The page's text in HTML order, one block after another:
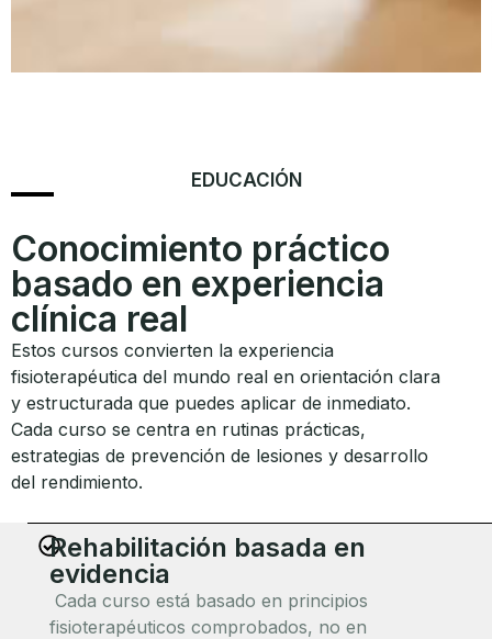
EDUCACIÓN
Conocimiento práctico
basado en experiencia
clínica real
Estos cursos convierten la experiencia
fisioterapéutica del mundo real en orientación clara
y estructurada que puedes aplicar de inmediato.
Cada curso se centra en rutinas prácticas,
estrategias de prevención de lesiones y desarrollo
del rendimiento.
Rehabilitación basada en
evidencia
Cada curso está basado en principios
fisioterapéuticos comprobados, no en